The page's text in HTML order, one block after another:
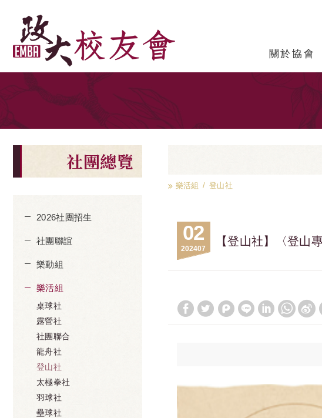
關於協會
社團總覽
2026社團招生
社團聯誼
樂動組
樂活組
桌球社
露營社
社團聯合
龍舟社
登山社
太極拳社
羽球社
壘球社
樂活組 登山社
02
07
2024
【登山社】〈登山